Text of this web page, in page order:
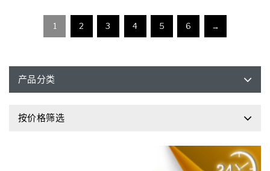
1 2 3 4 5 6 →
产品分类
按价格筛选